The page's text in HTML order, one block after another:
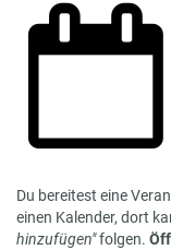
Du bereitest eine
einen Kalender, dort
hinzufügen"folgen.